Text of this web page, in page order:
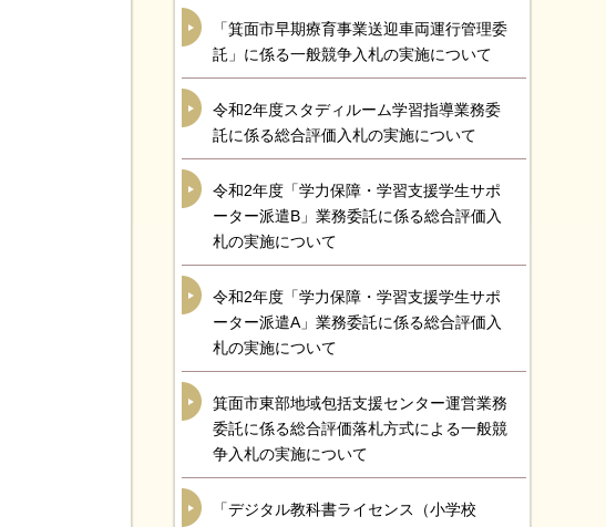
「箕面市早期療育事業送迎車両運行管理委
託」に係る一般競争入札の実施について
令和2年度スタディルーム学習指導業務委
託に係る総合評価入札の実施について
令和2年度「学力保障・学習支援学生サポ
ーター派遣B」業務委託に係る総合評価入
札の実施について
令和2年度「学力保障・学習支援学生サポ
ーター派遣A」業務委託に係る総合評価入
札の実施について
箕面市東部地域包括支援センター運営業務
委託に係る総合評価落札方式による一般競
争入札の実施について
「デジタル教科書ライセンス（小学校